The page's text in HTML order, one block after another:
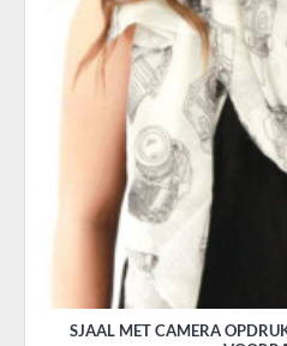
SJAAL MET CAMERA